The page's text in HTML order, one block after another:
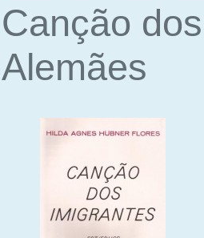
Canção
Alemães